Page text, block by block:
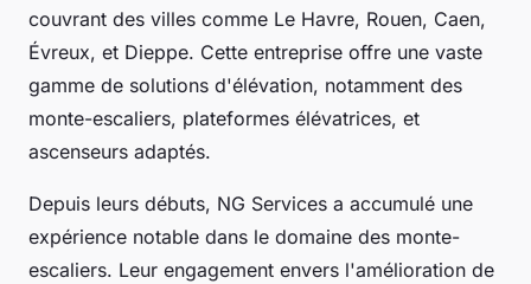
couvrant des villes comme Le Havre, Rouen, Caen,
Évreux, et Dieppe. Cette entreprise offre une vaste
gamme de solutions d'élévation, notamment des
monte-escaliers, plateformes élévatrices, et
ascenseurs adaptés.
Depuis leurs débuts, NG Services a accumulé une
expérience notable dans le domaine des monte-
escaliers. Leur engagement envers l'amélioration de